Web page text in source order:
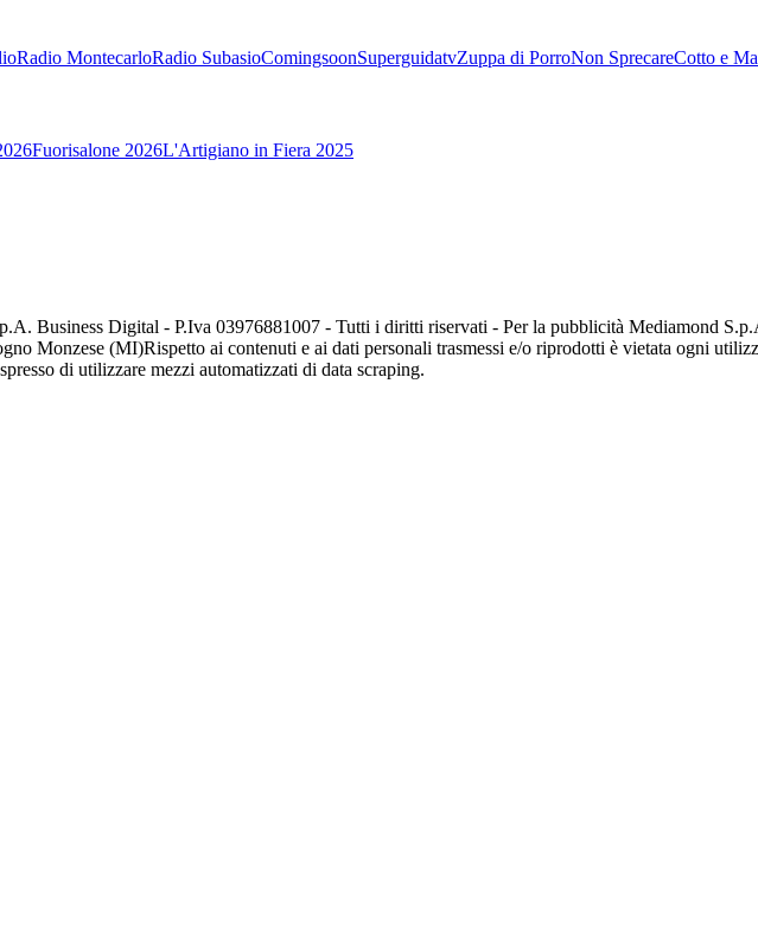
Radio MontecarloRadio SubasioComingsoonSuperguidatvZuppa di PorroNon SprecareCotto e
Fuorisalone 2026L'Artigiano in Fiera 2025
Business Digital - P.Iva 03976881007 - Tutti i diritti riservati - Per la pubblicità Mediamond
Monzese (MI)Rispetto ai contenuti e ai dati personali trasmessi e/o riprodotti è vietata ogni
di utilizzare mezzi automatizzati di data scraping.